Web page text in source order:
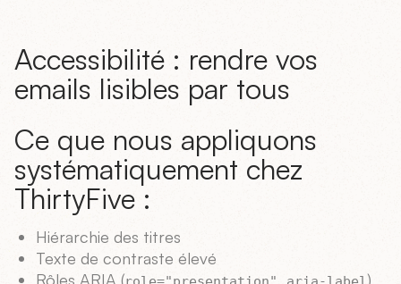
Accessibilité : rendre vos
emails lisibles par tous
Ce que nous appliquons
systématiquement chez
ThirtyFive :
Hiérarchie des titres
Texte de contraste élevé
Rôles ARIA (role="presentation", aria-label )